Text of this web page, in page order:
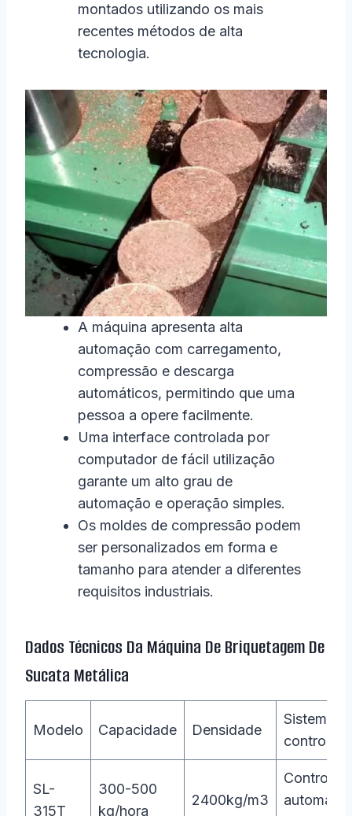
montados utilizando os mais
recentes métodos de alta
tecnologia.
A máquina apresenta alta
automação com carregamento,
compressão e descarga
automáticos, permitindo que uma
pessoa a opere facilmente.
Uma interface controlada por
computador de fácil utilização
garante um alto grau de
automação e operação simples.
Os moldes de compressão podem
ser personalizados em forma e
tamanho para atender a diferentes
requisitos industriais.
Dados Técnicos Da Máquina De Briquetagem De
Sucata Metálica
Modelo Capacidade Densidade
Sistema
controle
SL-
315T
300-500
kg/hora
2400kg/m3
Controle